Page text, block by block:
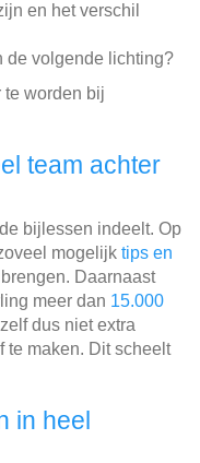
en het verschil
de volgende lichting?
worden bij
team achter
bijlessen indeelt. Op
mogelijk tips en
Daarnaast
meer dan 15.000
dus niet extra
te maken. Dit scheelt
in heel